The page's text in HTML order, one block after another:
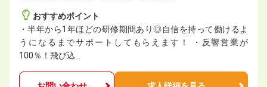
おすすめポイント
・半年から1年ほどの研修期間あり◎自信を持って働けるよ
うになるまでサポートしてもらえます！ ・反響営業が
100％！飛び込…